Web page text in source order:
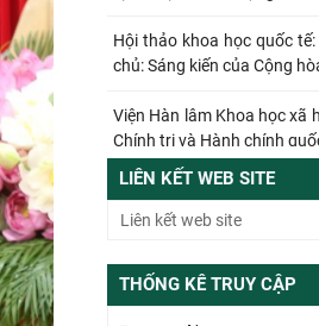
Hội thảo khoa học quốc
chủ: Sáng kiến của Cộng
Viện Hàn lâm Khoa học xã
Chính trị và Hành chính
Đổi mới công tác kiểm tra,
Nhà nước và Pháp luật:
Từ quan niệm của C.Mác
đến nguyên tắc phân
LIÊN KẾT WEB SITE
THỐNG KÊ TRUY CẬP